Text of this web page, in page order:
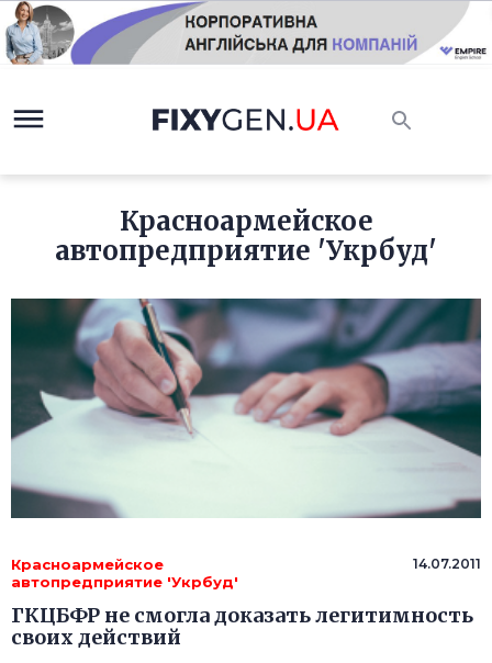
Красноармейское
автопредприятие 'Укрбуд'
Красноармейское
автопредприятие 'Укрбуд'
14.07.2011
ГКЦБФР не смогла доказать легитимность
своих действий